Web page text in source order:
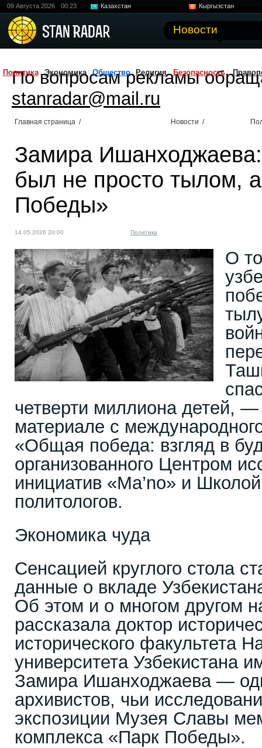
09 Августа 2026 00:23 Казахстан
Кыргызстан
Новости
Политика Экономика Общество Религия Безопасность
По вопросам рекламы
stanradar@mail.ru
Главная страница / Новости /
Замира Ишанходжаева:
был не просто тылом,
Победы»
14.05.2026 20:00 Политика
О
четверти миллиона детей,
материале с
«Общая победа: взгляд в
организованного Центром
инициатив «Ma’no» и
политологов.
Экономика чуда
Сенсацией круглого стола
данные о вкладе
Об этом и о многом другом
рассказала доктор
исторического факультета
университета Узбекистана
Замира Ишанходжаева —
архивистов, чьи
экспозиции Музея Славы
комплекса «Парк Победы».